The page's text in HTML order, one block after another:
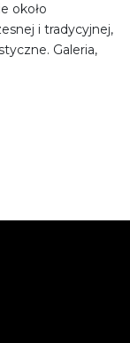
około
i tradycyjnej,
Galeria,